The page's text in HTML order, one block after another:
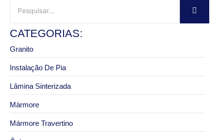
CATEGORIAS:
Granito
Instalação De Pia
Lâmina Sinterizada
Mármore
Mármore Travertino